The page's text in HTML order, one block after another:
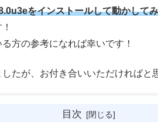
をインストールして動かして
方の参考になれば幸いです！
たが、お付き合いいただければと
目次